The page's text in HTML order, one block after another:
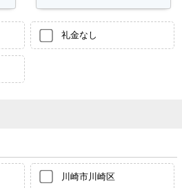
礼金なし
川崎市川崎区